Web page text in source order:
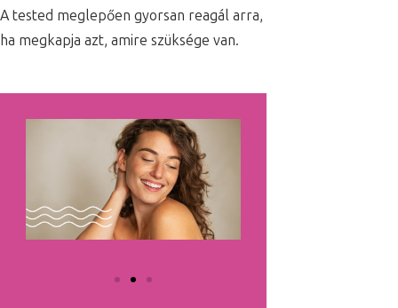
A tested meglepően gyorsan reagál arra,
ha megkapja azt, amire szüksége van.